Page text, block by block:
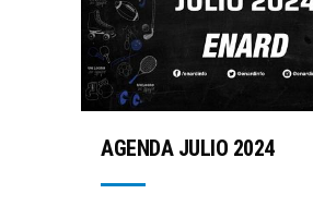
AGENDA JULIO 2024